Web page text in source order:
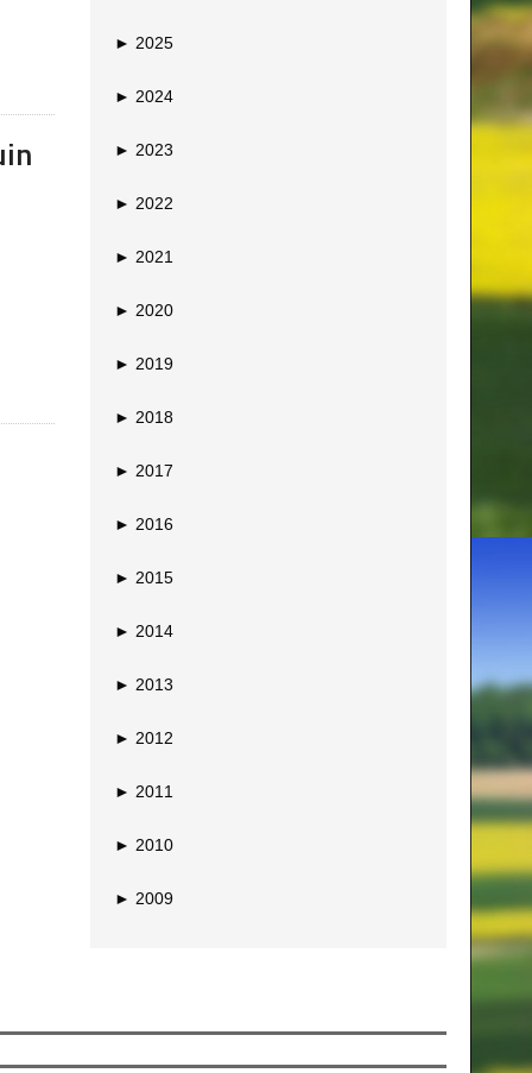
► 2025
► 2024
► 2023
► 2022
► 2021
► 2020
► 2019
► 2018
► 2017
► 2016
► 2015
► 2014
► 2013
► 2012
► 2011
► 2010
► 2009